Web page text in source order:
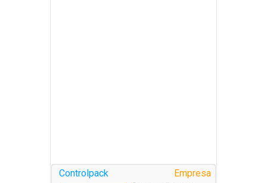
Empresa
Controlpack